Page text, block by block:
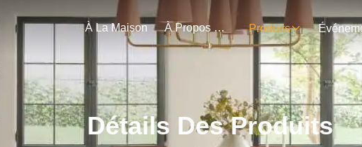
À La Maison À Propos De Nous Produits
Détails Des Produits